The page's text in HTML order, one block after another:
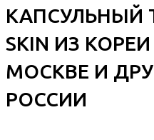
КАПСУЛЬНЫЙ
SKIN ИЗ
МОСКВЕ И
РОССИИ